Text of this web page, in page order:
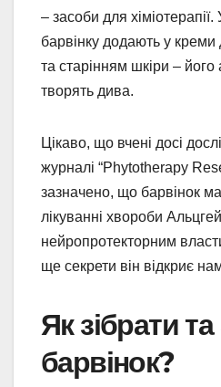
– засоби для хіміотерапії.
барвінку додають у
та старінням шкіри – його
творять дива.
Цікаво, що вчені досі
журналі “Phytotherapy
зазначено, що барвінок
лікуванні хвороби
нейропротекторним
ще секрети він відкриє
Як зібрати
барвінок?